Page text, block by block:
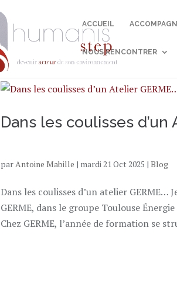
ACCUEIL
NOUS RENCONTRER
Dans les coulisses d’un
parAntoine Mabille | mardi 21 Oct 2025 |Blog
Dans les coulisses d’un atelier GERME…
GERME, dans le groupe Toulouse
Chez GERME, l’année de formation se